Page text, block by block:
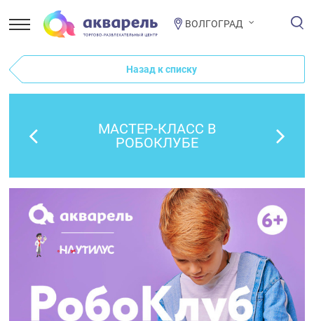
ВОЛГОГРАД
Назад к списку
МАСТЕР-КЛАСС В
РОБОКЛУБЕ